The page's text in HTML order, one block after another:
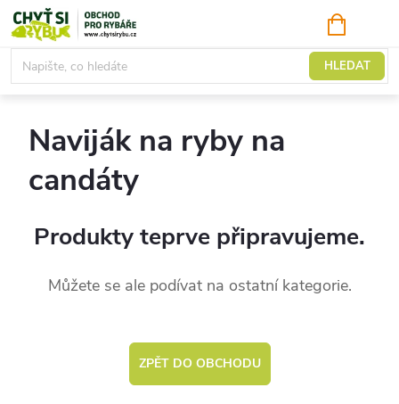
Přejít
na
obsah
HLEDAT
KOŠÍK
Naviják na ryby
Naviják na ryby na
candáty
Produkty teprve připravujeme.
Můžete se ale podívat na ostatní kategorie.
ZPĚT DO OBCHODU